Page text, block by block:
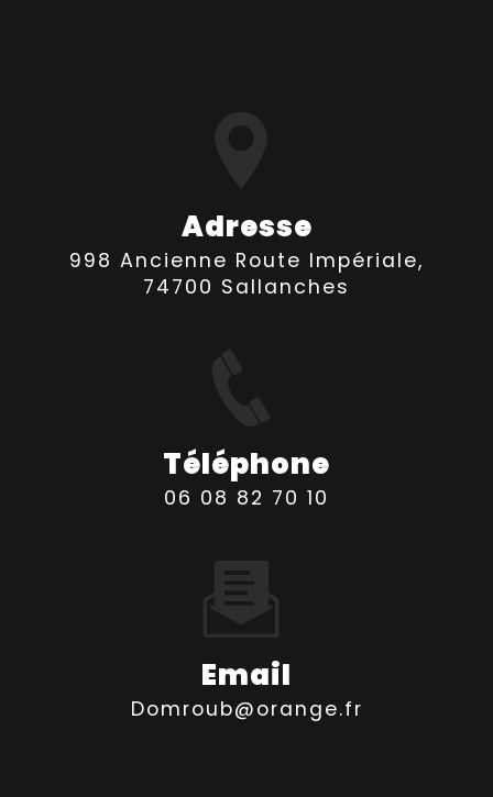
Adresse
998 Ancienne Route Impériale,
74700 Sallanches
Téléphone
06 08 82 70 10
Email
domroub@orange.fr